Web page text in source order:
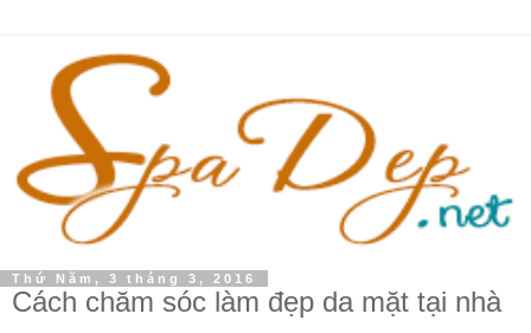
Thứ Năm, 3 tháng 3, 2016
Cách chăm sóc làm đẹp da mặt tại nhà